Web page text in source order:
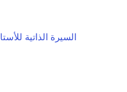
السيرة الذاتية